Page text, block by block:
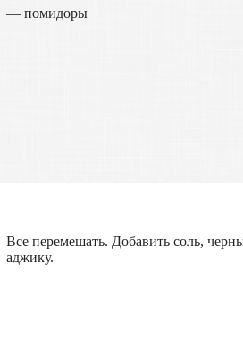
— помидоры
Все перемешать. Добавить соль,
аджику.